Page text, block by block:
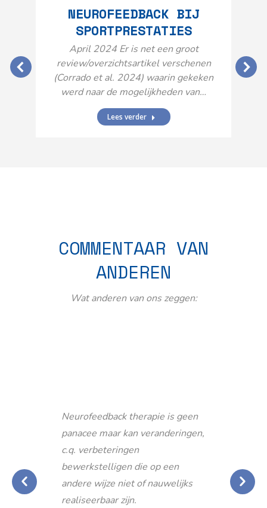
NEUROFEEDBACK BIJ
SPORTPRESTATIES
April 2024 Er is net een groot
review/overzichtsartikel verschenen
(Corrado et al. 2024) waarin gekeken
werd naar de mogelijkheden van…
Lees verder
COMMENTAAR VAN
ANDEREN
Wat anderen van ons zeggen:
Neurofeedback therapie is geen
panacee maar kan veranderingen,
c.q. verbeteringen
bewerkstelligen die op een
andere wijze niet of nauwelijks
realiseerbaar zijn.